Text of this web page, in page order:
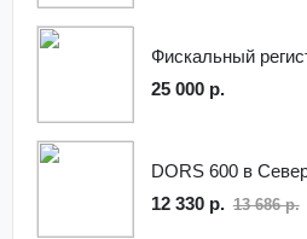
Фискальный
25 000 р.
DORS 600 в
12 330 р. 13 686 р.